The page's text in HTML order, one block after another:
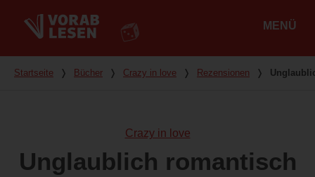
MENÜ
Du bist hier
Startseite ❭ Bücher ❭ Crazy in love ❭ Rezensionen ❭
Crazy in love
Unglaublich romantisch